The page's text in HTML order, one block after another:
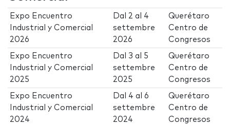
Expo Encuentro
Industrial y Comercial
2026
Dal 2 al 4
settembre
2026
Querétaro
Centro de
Congresos
Expo Encuentro
Industrial y Comercial
2025
Dal 3 al 5
settembre
2025
Querétaro
Centro de
Congresos
Expo Encuentro
Industrial y Comercial
2024
Dal 4 al6
settembre
2024
Querétaro
Centro de
Congresos